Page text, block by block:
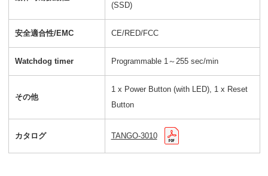
(SSD)
安全適合性/EMC CE/RED/FCC
Watchdog timer Programmable 1～255 sec/min
その他
1 x Power Button (with LED), 1 x Reset
Button
カタログ TANGO-3010